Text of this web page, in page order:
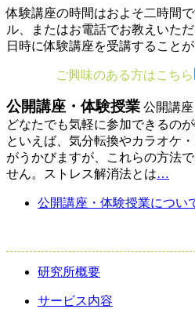
体験講座の時間はおよそ二時間
ル、またはお電話でお教えいた
日時に体験講座を受講することが
ご興味のある方はこちら
公開講座・体験授業 公開講
どなたでも気軽に参加できるの
といえば、気分転換やカラオケ
がうかびますが、これらの方法
せん。ストレス解消法とは…
公開講座・体験授業につい
研究所概要
サービス内容